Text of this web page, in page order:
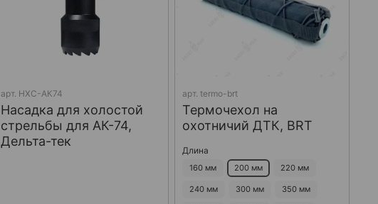
арт. НХС-АК74
Насадка для холостой
стрельбы для АК-74,
Дельта-тек
арт. termo-brt
Термочехол на
охотничий ДТК, BRT
Длина
160 мм 200 мм 220 мм
240 мм 300 мм 350 мм